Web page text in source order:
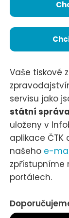
Vaše tiskové
servisu jako
státní
uloženy v
aplikace
našeho e-
zpřístupníme
portálech.